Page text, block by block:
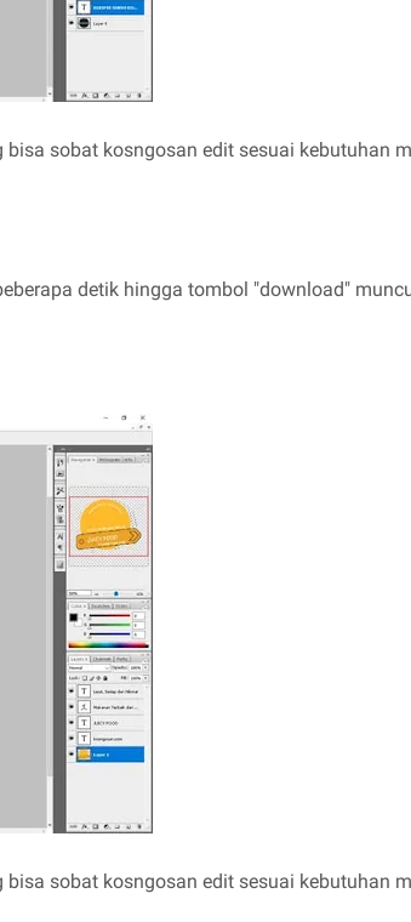
sobat kosngosan edit sesuai kebutuhan
detik hingga tombol "download"
sobat kosngosan edit sesuai kebutuhan